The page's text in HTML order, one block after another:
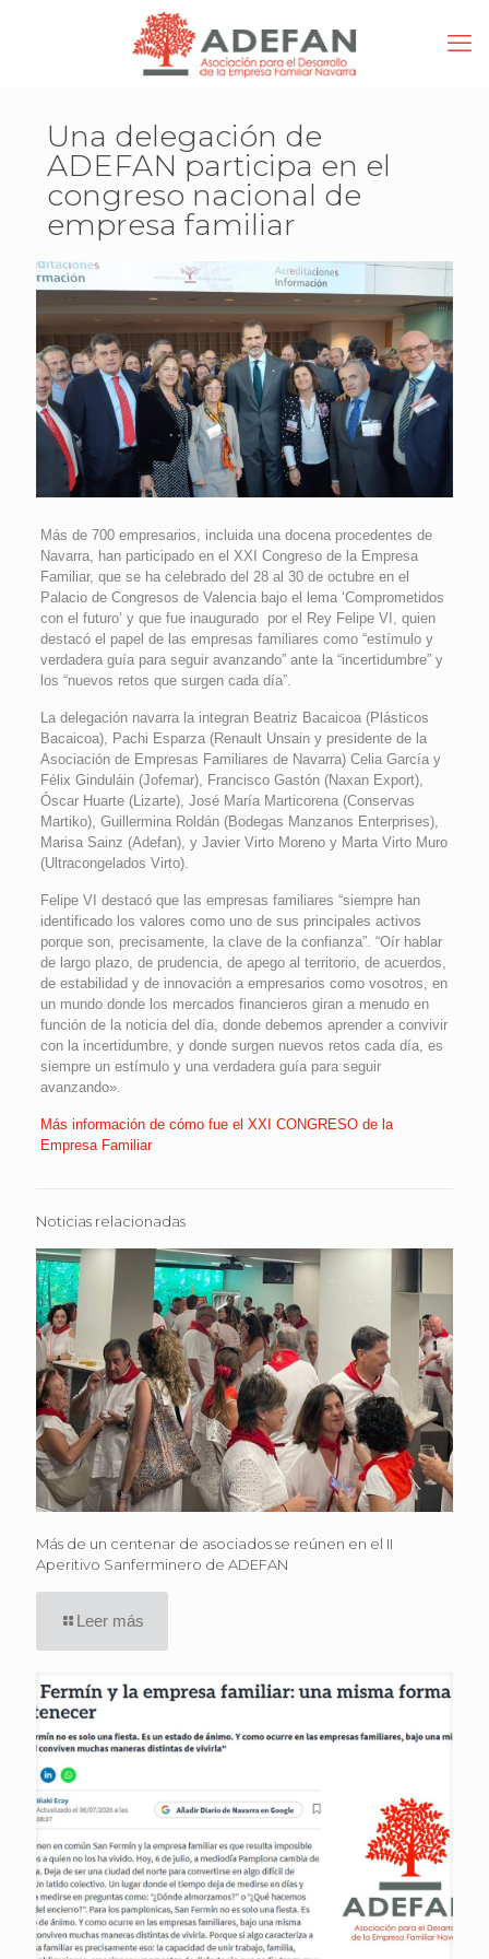
Una delegación de
ADEFAN participa en el
congreso nacional de
empresa familiar
Más de 700 empresarios, incluida una docena procedentes de
Navarra, han participado en el XXI Congreso de la Empresa
Familiar, que se ha celebrado del 28 al 30 de octubre en el
Palacio de Congresos de Valencia bajo el lema ‘Comprometidos
con el futuro’ y que fue inaugurado por el Rey Felipe VI, quien
destacó el papel de las empresas familiares como “estímulo y
verdadera guía para seguir avanzando” ante la “incertidumbre” y
los “nuevos retos que surgen cada día”.
La delegación navarra la integran Beatriz Bacaicoa (Plásticos
Bacaicoa), Pachi Esparza (Renault Unsain y presidente de la
Asociación de Empresas Familiares de Navarra) Celia García y
Félix Ginduláin (Jofemar), Francisco Gastón (Naxan Export),
Óscar Huarte (Lizarte), José María Marticorena (Conservas
Martiko), Guillermina Roldán (Bodegas Manzanos Enterprises),
Marisa Sainz (Adefan), y Javier Virto Moreno y Marta Virto Muro
(Ultracongelados Virto).
Felipe VI destacó que las empresas familiares “siempre han
identificado los valores como uno de sus principales activos
porque son, precisamente, la clave de la confianza”. “Oír hablar
de largo plazo, de prudencia, de apego al territorio, de acuerdos,
de estabilidad y de innovación a empresarios como vosotros, en
un mundo donde los mercados financieros giran a menudo en
función de la noticia del día, donde debemos aprender a convivir
con la incertidumbre, y donde surgen nuevos retos cada día, es
siempre un estímulo y una verdadera guía para seguir
avanzando».
Más información de cómo fue el XXI CONGRESO de la
Empresa Familiar
Noticias relacionadas
Más de un centenar de asociados se reúnen en el II
Aperitivo Sanferminero de ADEFAN
Leer más